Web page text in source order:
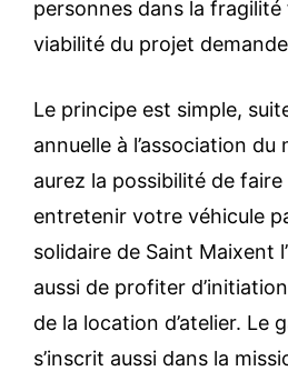
personnes dans la fragilité
viabilité du projet
Le principe est simple,
annuelle à l’association
aurez la possibilité de
entretenir votre véhicule
solidaire de Saint Maixent
aussi de profiter
de la location d’atelier. Le
s’inscrit aussi dans la